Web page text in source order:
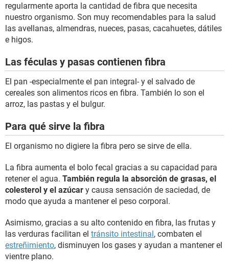
regularmente aporta la cantidad de fibra que necesita
nuestro organismo. Son muy recomendables para la salud
las avellanas, almendras, nueces, pasas, cacahuetes, dátiles
e higos.
Las féculas y pasas contienen fibra
El pan -especialmente el pan integral- y el salvado de
cereales son alimentos ricos en fibra. También lo son el
arroz, las pastas y el bulgur.
Para qué sirve la fibra
El organismo no digiere la fibra pero se sirve de ella.
La fibra aumenta el bolo fecal gracias a su capacidad para
retener el agua. También regula la absorción de grasas, el
colesterol y el azúcar y causa sensación de saciedad, de
modo que ayuda a mantener el peso corporal.
Asimismo, gracias a su alto contenido en fibra, las frutas y
las verduras facilitan el tránsito intestinal, combaten el
estreñimiento, disminuyen los gases y ayudan a mantener el
vientre plano.